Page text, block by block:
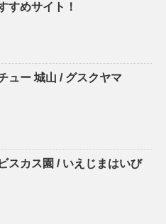
すめサイト！
ュー 城山 / グスクヤマ
スカス園 / いえじまはいび